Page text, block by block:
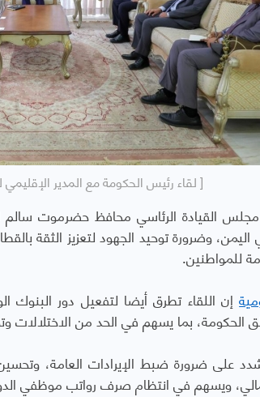
[ لقاء رئيس الحكومة مع المدير
القيادة الرئاسي محافظ حضرموت سالم
اليمن، وضرورة توحيد الجهود لتعزيز الثقة
للمواطنين.
إن اللقاء تطرق أيضا لتفعيل دور البنوك
الحكومة، بما يسهم في الحد من الاختلالات
على ضرورة ضبط الإيرادات العامة،
ويسهم في انتظام صرف رواتب موظفي